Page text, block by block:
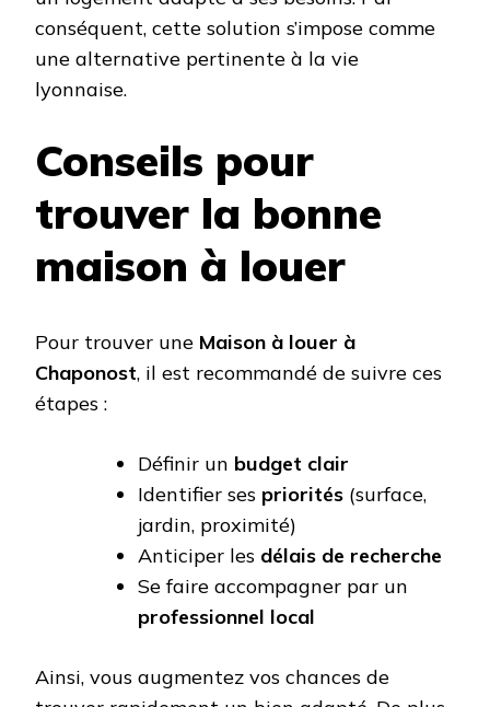
conséquent, cette solution s’impose comme
une alternative pertinente à la vie
lyonnaise.
Conseils pour
trouver la bonne
maison à louer
Pour trouver une Maison à louer à
Chaponost, il est recommandé de suivre ces
étapes :
Définir un budget clair
Identifier ses priorités (surface,
jardin, proximité)
Anticiper les délais de recherche
Se faire accompagner par un
professionnel local
Ainsi, vous augmentez vos chances de